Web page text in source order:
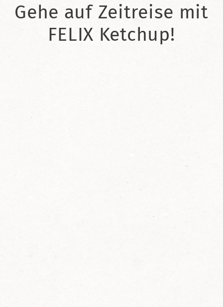
Gehe auf Zeitreise mit
FELIX Ketchup!